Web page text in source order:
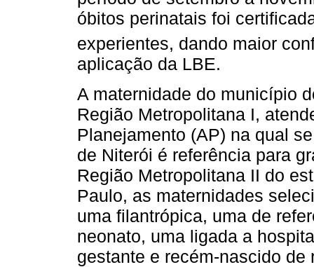
óbitos perinatais foi
experientes, dando maior
aplicação da LBE.
A maternidade do município
Região Metropolitana I,
Planejamento (AP) na qual
de Niterói é referência para
Região Metropolitana II do
Paulo, as maternidades
uma filantrópica, uma de
neonato, uma ligada a
gestante e recém-nascido